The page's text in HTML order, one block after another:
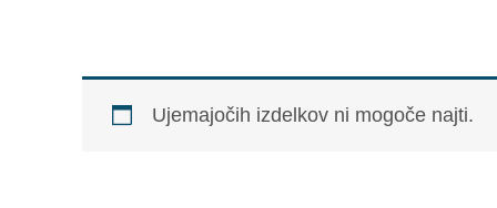
Ujemajočih izdelkov ni mogoče najti.